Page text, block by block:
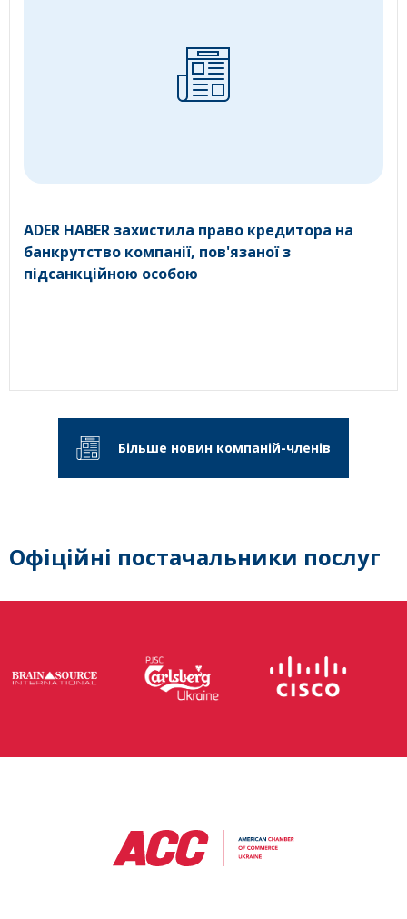
ADER HABER захистила право кредитора на
банкрутство компанії, пов'язаної з
підсанкційною особою
Більше новин компаній-членів
Офіційні постачальники послуг